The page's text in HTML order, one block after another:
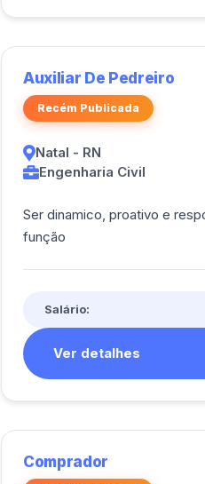
Auxiliar De Pedreiro
Recém Publicada
Natal - RN
Engenharia Civil
Ser dinamico, proativo e
função
Salário:
Ver detalhes
Comprador